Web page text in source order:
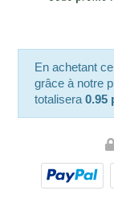
En achetant
grâce à notre
totalisera0.95